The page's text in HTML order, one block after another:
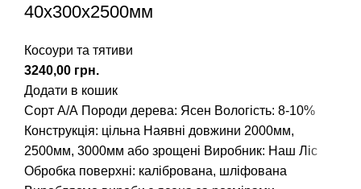
40х300х2500мм
Косоури та тятиви
грн.
Додати в кошик
Сорт А/А Породи дерева: Ясен Вологість: 8-10%
Конструкція: цільна Наявні довжини 2000мм,
2500мм, 3000мм або зрощені Виробник: Наш Ліс
Обробка поверхні: калібрована, шліфована